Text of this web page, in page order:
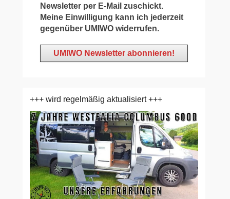
Newsletter per E-Mail zuschickt.
Meine Einwilligung kann ich jederzeit
gegenüber UMIWO widerrufen.
+++ wird regelmäßig aktualisiert +++